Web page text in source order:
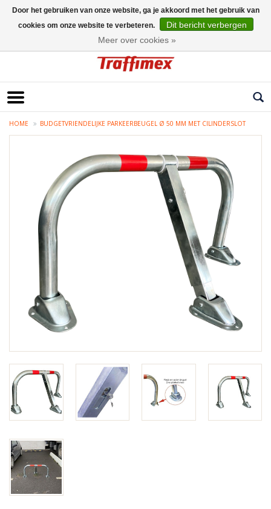
HOME BUDGETVRIENDELIJKE PARKEERBEUGEL Ø 50 MM MET CILINDERSLOT
Door het gebruiken van onze website, ga je akkoord met het gebruik van
cookies om onze website te verbeteren.
Dit bericht verbergen
Meer over cookies »